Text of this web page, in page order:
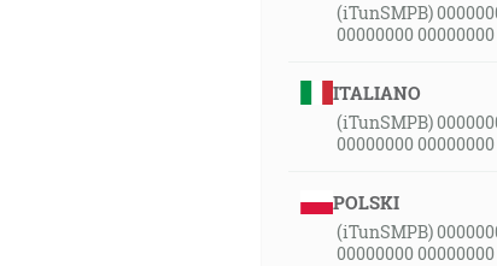
(iTunSMPB)
00000000
ITALIANO
(iTunSMPB)
00000000
POLSKI
(iTunSMPB)
00000000